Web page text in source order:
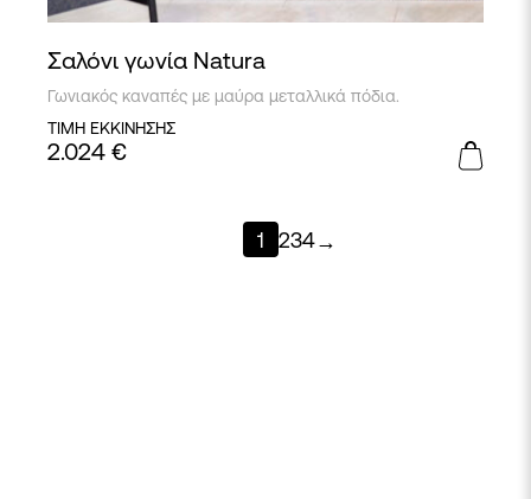
Σαλόνι γωνία Natura
Γωνιακός καναπές με μαύρα μεταλλικά πόδια.
ΤΙΜΗ ΕΚΚΙΝΗΣΗΣ
2.024 €
1 234→